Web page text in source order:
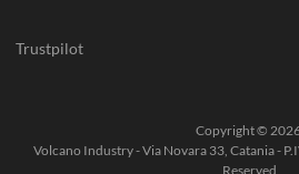
Trustpilot
Copyright ©
Volcano Industry - Via Novara 33, Catania -
Reserved